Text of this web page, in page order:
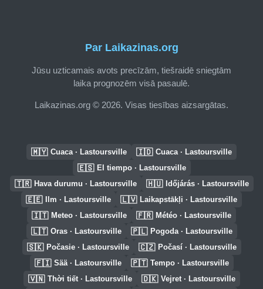
Par Laikazinas.org
Jūsu uzticamais avots precīzām, tiešraidē sniegtām
laika prognozēm visā pasaulē.
Laikazinas.org © 2026. Visas tiesības aizsargātas.
🇲🇾 Cuaca · Lastoursville 🇮🇩 Cuaca · Lastoursville
🇪🇸 El tiempo · Lastoursville
🇹🇷 Hava durumu · Lastoursville 🇭🇺 Időjárás · Lastoursville
🇪🇪 Ilm · Lastoursville 🇱🇻 Laikapstākļi · Lastoursville
🇮🇹 Meteo · Lastoursville 🇫🇷 Météo · Lastoursville
🇱🇹 Oras · Lastoursville 🇵🇱 Pogoda · Lastoursville
🇸🇰 Počasie · Lastoursville 🇨🇿 Počasí · Lastoursville
🇫🇮 Sää · Lastoursville 🇵🇹 Tempo · Lastoursville
🇻🇳 Thời tiết · Lastoursville 🇩🇰 Vejret · Lastoursville